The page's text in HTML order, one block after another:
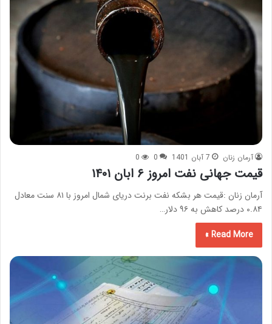
آرمان زنان 7 آبان 1401 0
0
قیمت جهانی نفت امروز ۶ ابان ۱۴۰۱
آرمان زنان :قیمت هر بشکه نفت برنت دریای شمال امروز با ۸۱ سنت معادل
۰.۸۴ درصد کاهش به ۹۶ دلار…
Read More »